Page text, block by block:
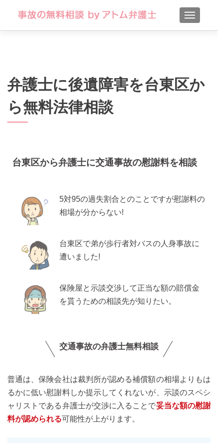
弁護士に後遺障害を台東区か
ら無料法律相談
台東区から弁護士に交通事故の慰謝料を相談
5対95の過失割合とのことですが慰謝料の
相場が分からない!
台東区で弟が歩行者対バスの人身事故に
遭いました!
保険屋と示談交渉して正当な額の賠償金
を貰うための相談先が知りたい。
交通事故の弁護士無料相談
普通は、保険会社は裁判所が認める補償額の相場よりもは
るかに低い慰謝料しか提示してくれないが、示談のスペシ
ャリストである弁護士が交渉に入ることで妥当な額の慰謝
料が認められる可能性が上がります。